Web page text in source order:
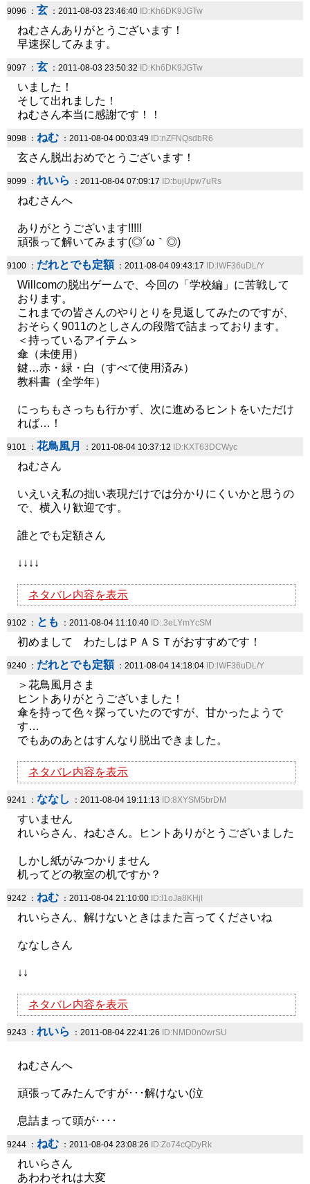
9096 ： 玄 ：2011-08-03 23:46:40 ID:Kh6DK9JGTw
ねむさんありがとうございます！
早速探してみます。
9097 ： 玄 ：2011-08-03 23:50:32 ID:Kh6DK9JGTw
いました！
そして出れました！
ねむさん本当に感謝です！！
9098 ： ねむ ：2011-08-04 00:03:49 ID:nZFNQsdbR6
玄さん脱出おめでとうございます！
9099 ： れいら ：2011-08-04 07:09:17 ID:bujUpw7uRs
ねむさんへ
ありがとうございます!!!!!
頑張って解いてみます(◎´ω｀◎)
9100 ： だれとでも定額 ：2011-08-04 09:43:17 ID:lWF36uDL/Y
Willcomの脱出ゲームで、今回の「学校編」に苦戦して
おります。
これまでの皆さんのやりとりを見返してみたのですが、
おそらく9011のとしさんの段階で詰まっております。
＜持っているアイテム＞
傘（未使用）
鍵…赤・緑・白（すべて使用済み）
教科書（全学年）
にっちもさっちも行かず、次に進めるヒントをいただけ
れば…！
9101 ： 花鳥風月 ：2011-08-04 10:37:12 ID:KXT63DCWyc
ねむさん
いえいえ私の拙い表現だけでは分かりにくいかと思うの
で、横入り歓迎です。
誰とでも定額さん
↓↓↓↓
ネタバレ内容を表示
9102 ： とも ：2011-08-04 11:10:40 ID:.3eLYmYcSM
初めまして わたしはＰＡＳＴがおすすめです！
9240 ： だれとでも定額 ：2011-08-04 14:18:04 ID:lWF36uDL/Y
＞花鳥風月さま
ヒントありがとうございました！
傘を持って色々探っていたのですが、甘かったようで
す…
でもあのあとはすんなり脱出できました。
ネタバレ内容を表示
9241 ： ななし ：2011-08-04 19:11:13 ID:8XYSM5brDM
すいません
れいらさん、ねむさん。ヒントありがとうございました
しかし紙がみつかりません
机ってどの教室の机ですか？
9242 ： ねむ ：2011-08-04 21:10:00 ID:l1oJa8KHjI
れいらさん、解けないときはまた言ってくださいね
ななしさん
↓↓
ネタバレ内容を表示
9243 ： れいら ：2011-08-04 22:41:26 ID:NMD0n0wrSU
ねむさんへ
頑張ってみたんですが･･･解けない(泣
息詰まって頭が････
9244 ： ねむ ：2011-08-04 23:08:26 ID:Zo74cQDyRk
れいらさん
あわわそれは大変